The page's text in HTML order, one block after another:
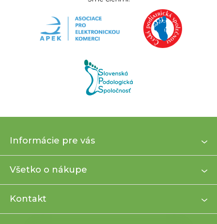
p
t
Informácie pre vás
Všetko o nákupe
Kontakt